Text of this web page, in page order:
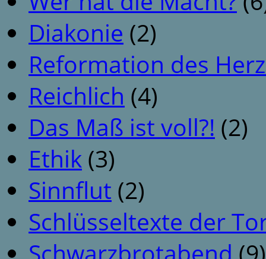
Diakonie (2)
Reformation des
Reichlich (4)
Das Maß ist voll?! (2)
Ethik (3)
Sinnflut (2)
Schlüsseltexte der
Schwarzbrotabend (9)